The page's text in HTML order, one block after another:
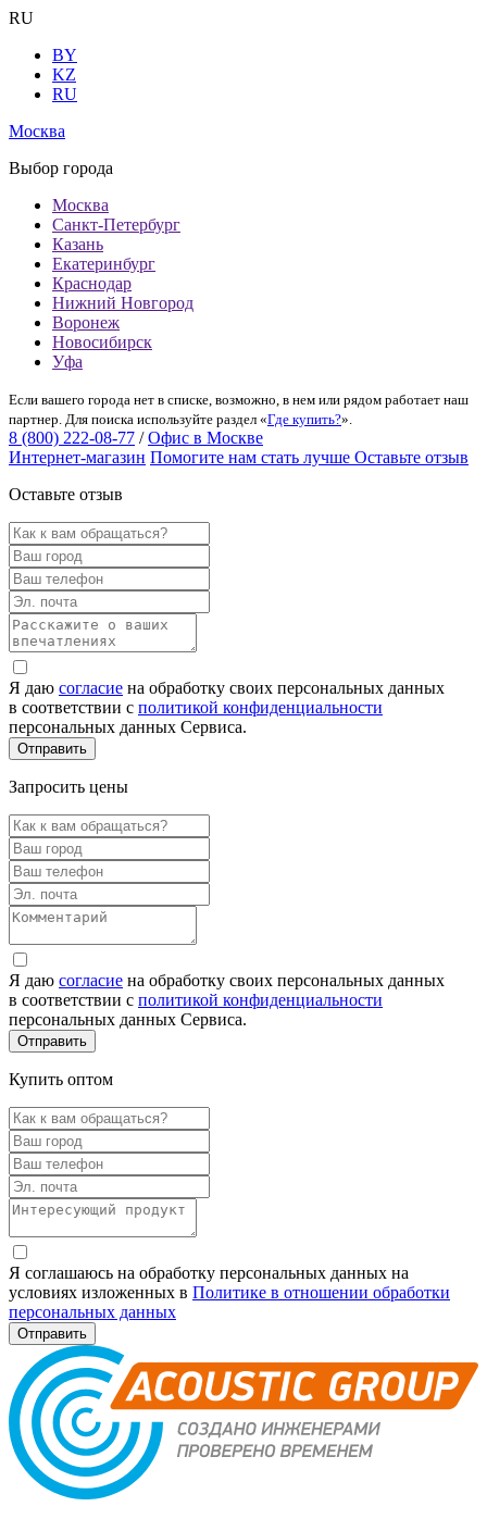
RU
BY
KZ
RU
Москва
Выбор города
Москва
Санкт-Петербург
Казань
Екатеринбург
Краснодар
Нижний Новгород
Воронеж
Новосибирск
Уфа
Если вашего города нет в списке, возможно, в нем или рядом работает наш
партнер. Для поиска используйте раздел «Где купить?».
8 (800) 222-08-77 / Офис в Москве
Интернет-магазин Помогите нам стать лучше Оставьте отзыв
Оставьте отзыв
Я даю согласие на обработку своих персональных данных
в соответствии с политикой конфиденциальности
персональных данных Сервиса.
Запросить цены
Я даю согласие на обработку своих персональных данных
в соответствии с политикой конфиденциальности
персональных данных Сервиса.
Купить оптом
Я соглашаюсь на обработку персональных данных на
условиях изложенных в Политике в отношении обработки
персональных данных